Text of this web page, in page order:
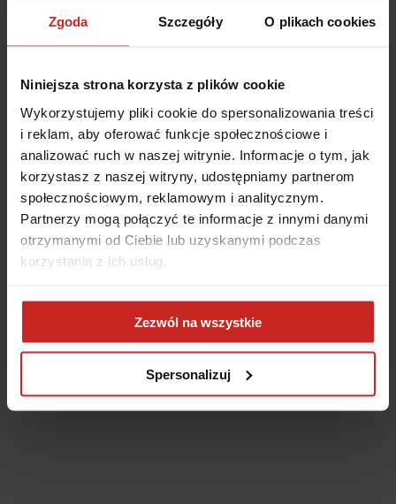
Zgoda Szczegóły O plikach cookies
Niniejsza strona korzysta z plików cookie
Wykorzystujemy pliki cookie do spersonalizowania treści
i reklam, aby oferować funkcje społecznościowe i
analizować ruch w naszej witrynie. Informacje o tym, jak
korzystasz z naszej witryny, udostępniamy partnerom
społecznościowym, reklamowym i analitycznym.
Partnerzy mogą połączyć te informacje z innymi danymi
otrzymanymi od Ciebie lub uzyskanymi podczas
korzystania z ich usług.
Zezwól na wszystkie
Spersonalizuj
browser console for more information)